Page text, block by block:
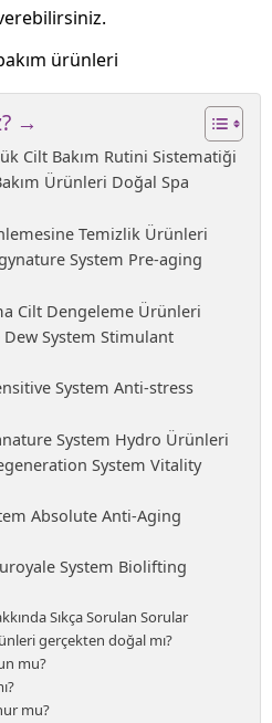
→
Cilt Bakım Rutini Sistematiği
Ürünleri Doğal Spa
Temizlik Ürünleri
System Pre-aging
Cilt Dengeleme Ürünleri
System Stimulant
System Anti-stress
System Hydro Ürünleri
System Vitality
Absolute Anti-Aging
System Biolifting
Sıkça Sorulan Sorular
gerçekten doğal mı?
mu?
mu?